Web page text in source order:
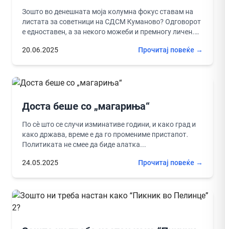
Зошто во денешната моја колумна фокус ставам на
листата за советници на СДСМ Куманово? Одговорот
е едноставен, а за некого можеби и премногу личен.
20.06.2025
Прочитај повеќе →
Доста беше со „магариња“
По сè што се случи изминативе години, и како град и
како држава, време е да го промениме пристапот.
Политиката не смее да биде алатка...
24.05.2025 Прочитај повеќе →